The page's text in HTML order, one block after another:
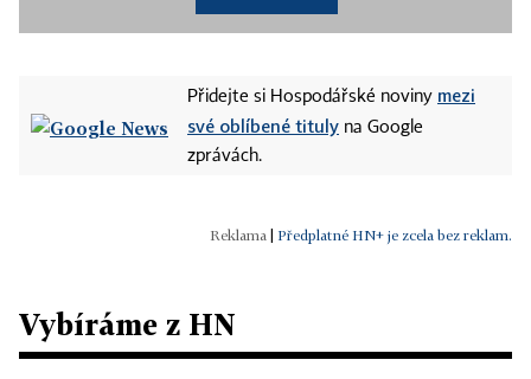
Přidejte si Hospodářské noviny mezi
své oblíbené tituly na Google
zprávách.
Předplatné HN+ je zcela bez reklam.
Vybíráme z HN